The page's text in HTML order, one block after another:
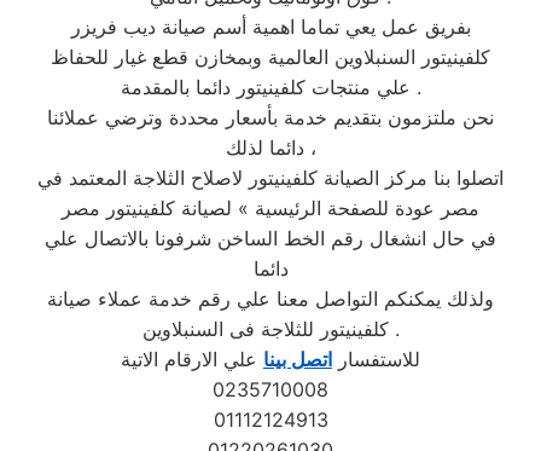
بفريق عمل يعي تماما اهمية أسم صيانة ديب فريزر
كلفينيتور السنبلاوين العالمية وبمخازن قطع غيار للحفاظ
علي منتجات كلفينيتور دائما بالمقدمة .
نحن ملتزمون بتقديم خدمة بأسعار محددة وترضي عملائنا
دائما لذلك ،
اتصلوا بنا مركز الصيانة كلفينيتور لاصلاح الثلاجة المعتمد في
مصر عودة للصفحة الرئيسية » لصيانة كلفينيتور مصر
في حال انشغال رقم الخط الساخن شرفونا بالاتصال علي
دائما
ولذلك يمكنكم التواصل معنا علي رقم خدمة عملاء صيانة
كلفينيتور للثلاجة فى السنبلاوين .
للاستفسار اتصل بينا علي الارقام الاتية
0235710008
01112124913